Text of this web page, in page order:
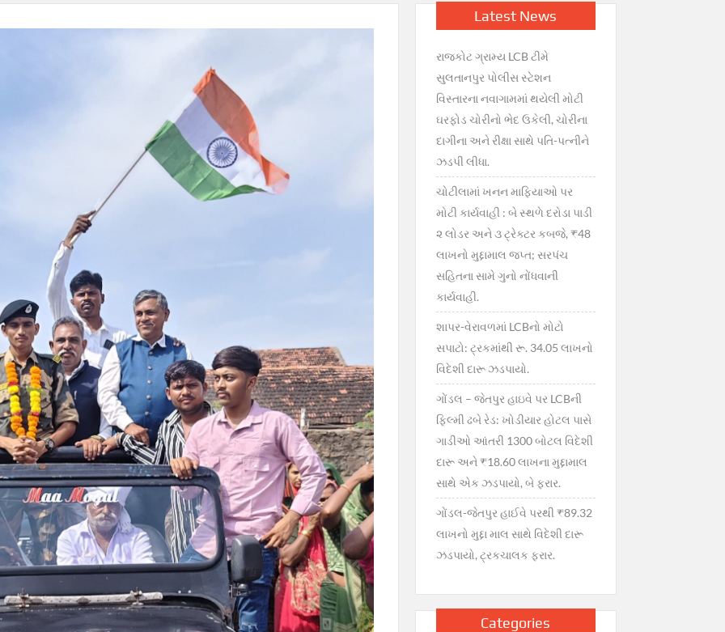
Latest News
રાજકોટ ગ્રામ્ય LCB ટીમે
સુલતાનપુર પોલીસ સ્ટેશન
વિસ્તારના નવાગામમાં થયેલી મોટી
ઘરફોડ ચોરીનો ભેદ ઉકેલી, ચોરીના
દાગીના અને રીક્ષા સાથે પતિ-પત્નીને
ઝડપી લીધા.
ચોટીલામાં ખનન માફિયાઓ પર
મોટી કાર્યવાહી : બે સ્થળે દરોડા પાડી
૨ લોડર અને ૩ ટ્રેક્ટર કબજે, ₹48
લાખનો મુદ્દામાલ જપ્ત; સરપંચ
સહિતના સામે ગુનો નોંધવાની
કાર્યવાહી.
શાપર-વેરાવળમાં LCBનો મોટો
સપાટો: ટ્રકમાંથી રૂ. 34.05 લાખનો
વિદેશી દારૂ ઝડપાયો.
ગોંડલ – જેતપુર હાઇવે પર LCBની
ફિલ્મી ઢબે રેડ: ખોડીયાર હોટલ પાસે
ગાડીઓ આંતરી 1300 બોટલ વિદેશી
દારૂ અને ₹18.60 લાખના મુદ્દામાલ
સાથે એક ઝડપાયો, બે ફરાર.
ગોંડલ-જેતપુર હાઈવે પરથી ₹89.32
લાખનો મુદ્દા માલ સાથે વિદેશી દારૂ
ઝડપાયો, ટ્રકચાલક ફરાર.
Categories